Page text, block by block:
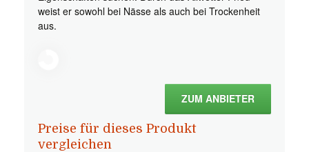
weist er sowohl bei Nässe als auch bei Trockenheit
aus.
ZUM ANBIETER
Preise für dieses Produkt
vergleichen